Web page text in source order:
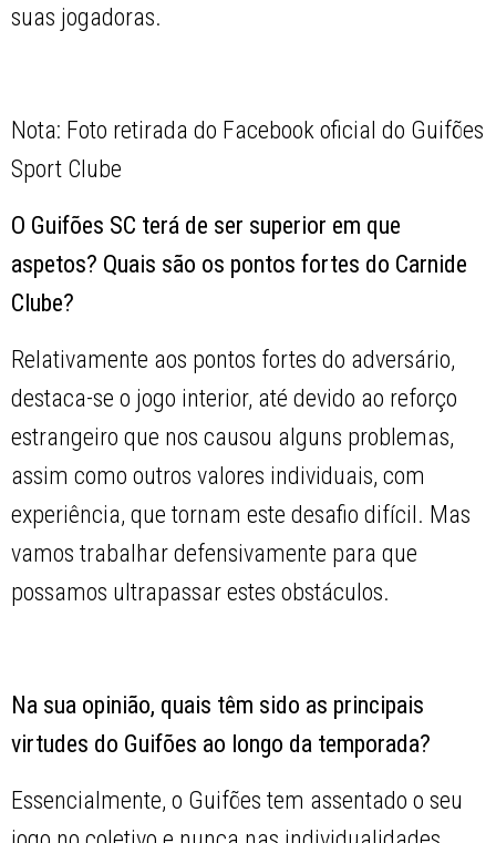
suas jogadoras.
Nota: Foto retirada do Facebook oficial do Guifões
Sport Clube
O Guifões SC terá de ser superior em que
aspetos? Quais são os pontos fortes do Carnide
Clube?
Relativamente aos pontos fortes do adversário,
destaca-se o jogo interior, até devido ao reforço
estrangeiro que nos causou alguns problemas,
assim como outros valores individuais, com
experiência, que tornam este desafio difícil. Mas
vamos trabalhar defensivamente para que
possamos ultrapassar estes obstáculos.
Na sua opinião, quais têm sido as principais
virtudes do Guifões ao longo da temporada?
Essencialmente, o Guifões tem assentado o seu